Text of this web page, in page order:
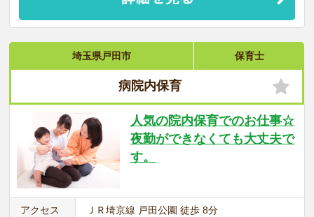
埼玉県戸田市 保育士
病院内保育
人気の院内保育でのお仕事☆
夜勤ができなくても大丈夫で
す。
アクセス ＪＲ埼京線 戸田公園 徒歩 8分